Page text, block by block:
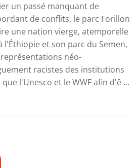
un passé manquant de
de conflits, le parc Forillon
une nation vierge, atemporelle
l'Éthiopie et son parc du Semen,
néo-
racistes des institutions
l'Unesco et le WWF afin d'ê ...